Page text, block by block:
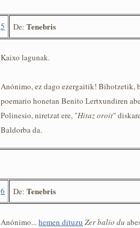
5 De: Tenebris
Kaixo lagunak.
Anónimo, ez dago ezergaitik! Bihotzetik,
poemario honetan Benito Lertxundiren
Polinesio, niretzat ere, "Hitaz oroit"
Baldorba da.
6 De: Tenebris
Anónimo...hemen dituzu Zer balio du